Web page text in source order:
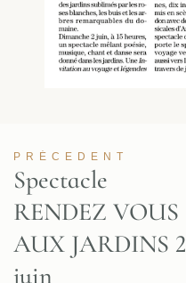
PRÉCEDENT
Spectacle
RENDEZ VOUS
AUX JARDINS 2
juin